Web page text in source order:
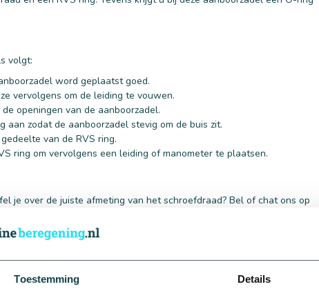
Toestemming Details
volgt:
word geplaatst goed.
vervolgens om de leiding te vouwen.
openingen van de aanboorzadel.
aan zodat de aanboorzadel stevig om de buis zit.
van de RVS ring.
ring om vervolgens een leiding of manometer te plaatsen.
je over de juiste afmeting van het schroefdraad? Bel of chat ons op
naar
355